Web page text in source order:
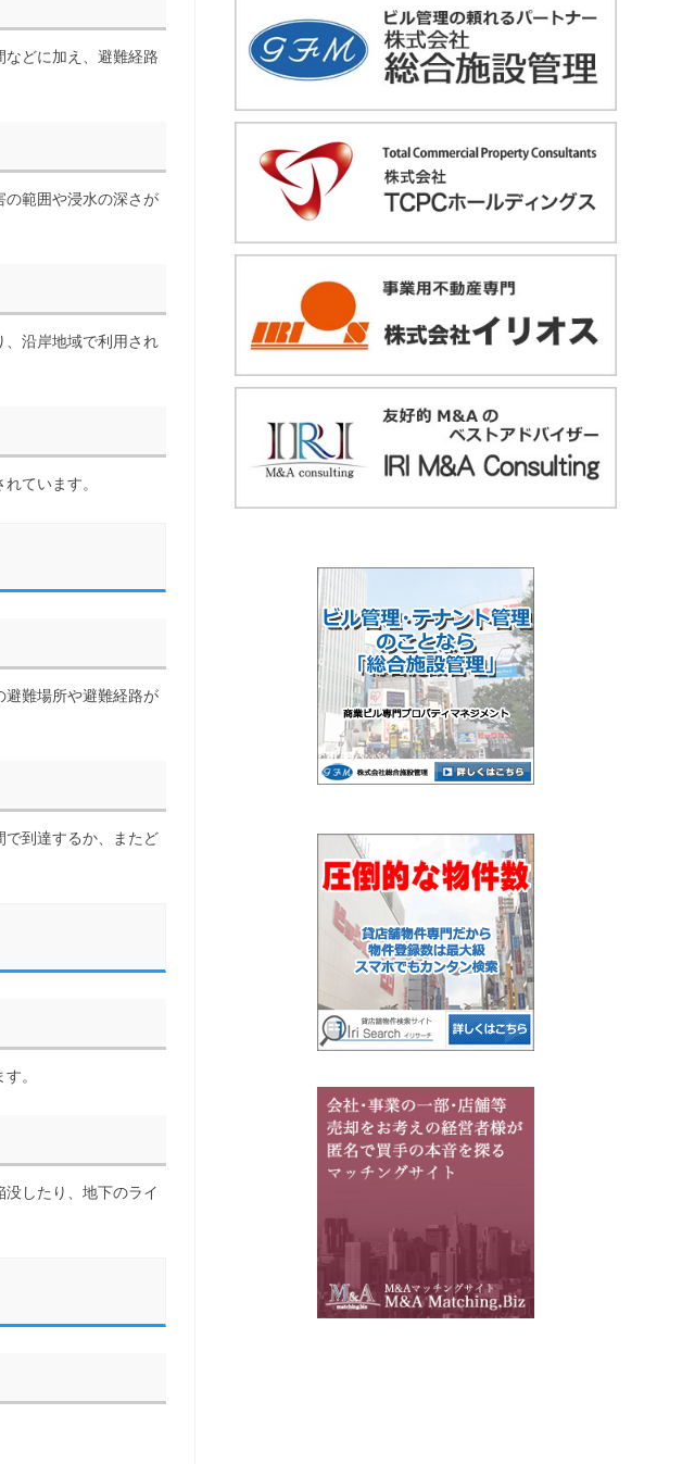
どに加え、避難経路
の範囲や浸水の深さが
、沿岸地域で利用され
ています。
避難場所や避難経路が
で到達するか、またど
。
したり、地下のライ